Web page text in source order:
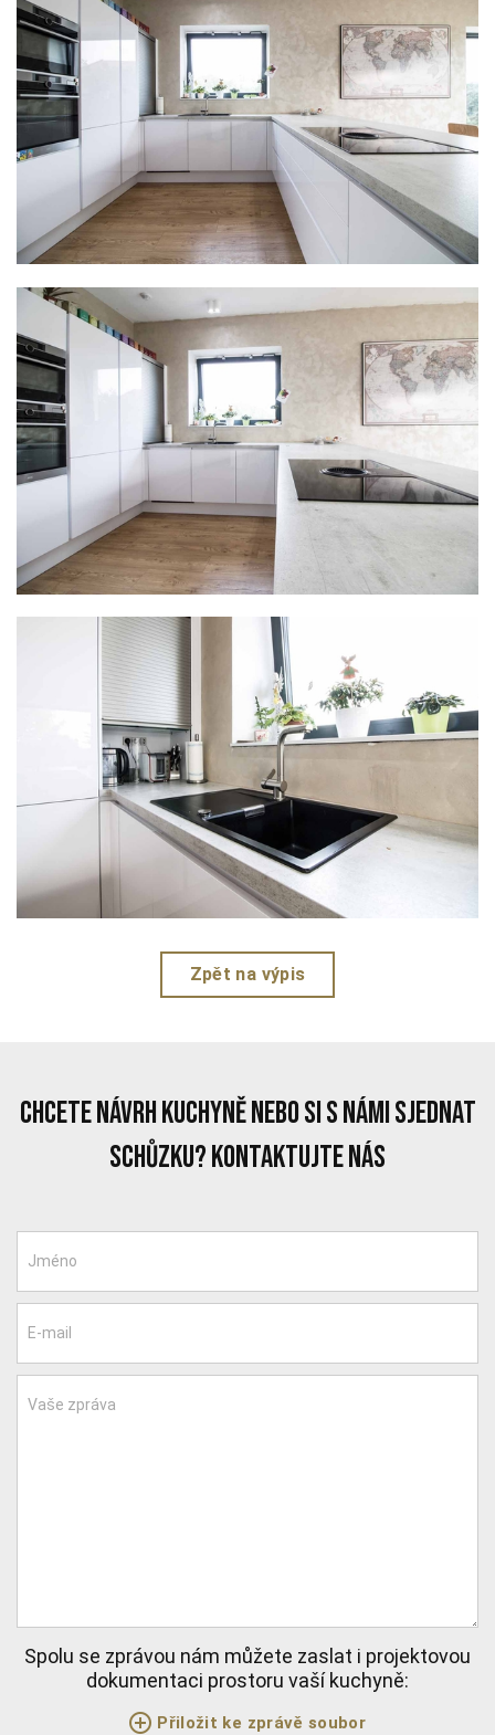
Zpět na výpis
chcete návrh kuchyně nebo si s námi sjednat
schůzku? Kontaktujte nás
Jméno
E-mail
Vaše zpráva
Spolu se zprávou nám můžete zaslat i projektovou
dokumentaci prostoru vaší kuchyně:
Přiložit ke zprávě soubor